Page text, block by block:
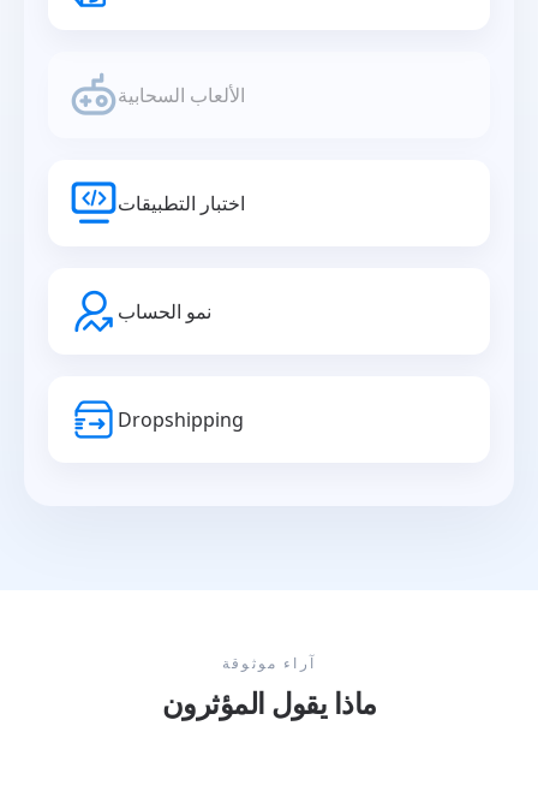
الألعاب السحابية
اختبار التطبيقات
نمو الحساب
Dropshipping
آراء موثوقة
ماذا يقول المؤثرون